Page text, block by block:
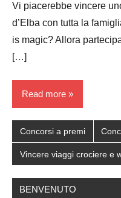
Vi piacerebbe vincere
d’Elba con tutta la
is magic? Allora
[…]
Read more
Concorsi a premi
Vincere viaggi crociere e
BENVENUTO